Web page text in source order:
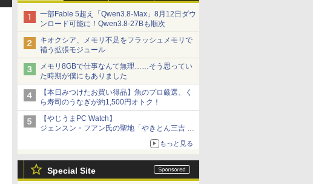
一部Fable 5超え「Qwen3.8-Max」8月12日ダウ
ンロード可能に！Qwen3.8-27Bも順次
キオクシア、メモリ不足をフラッシュメモリで
補う拡張モジュール
メモリ8GBで仕事なんて無理……そう思ってい
た時期が僕にもありました
【本日みつけたお買い得品】魚のプロ厳選、く
ら寿司のうなぎが約1,500円オトク！
【やじうまPC Watch】
ジェンスン・フアン氏の聖地「やきとん三吉 神
田北口店」で「ご来店記念コース」を娘と堪能
～コース名を変更したのはNVIDIAに怒られたか
もっと見る
Special Site